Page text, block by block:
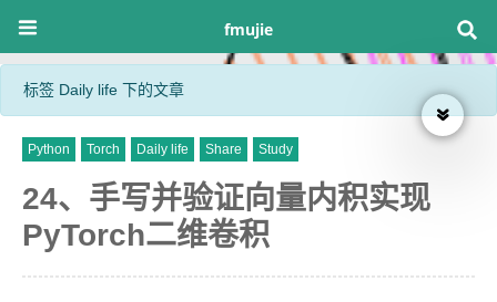
fmujie
标签 Daily life 下的文章
Python Torch Daily life Share Study
24、手写并验证向量内积实现
PyTorch二维卷积